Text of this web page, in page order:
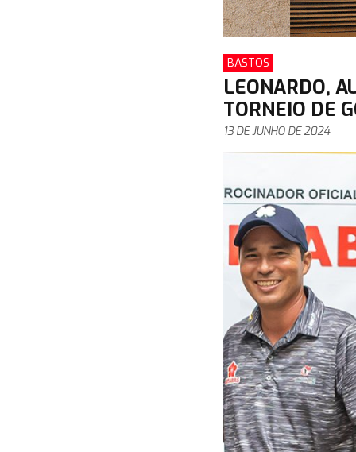
BASTOS
LEONARDO,
TORNEIO DE
13 DE JUNHO DE 2024